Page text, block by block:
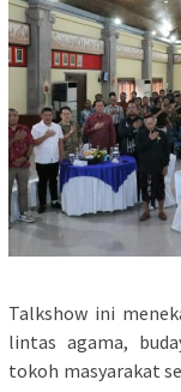
Talkshow ini
lintas agama,
tokoh masyarakat